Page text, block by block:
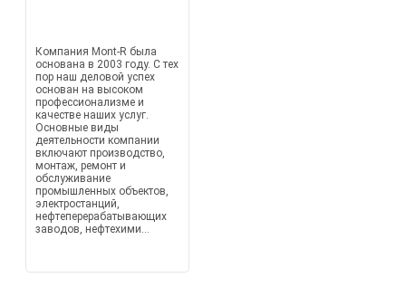
Компания Mont-R была
основана в 2003 году. С тех
пор наш деловой успех
основан на высоком
профессионализме и
качестве наших услуг.
Основные виды
деятельности компании
включают производство,
монтаж, ремонт и
обслуживание
промышленных объектов,
электростанций,
нефтеперерабатывающих
заводов, нефтехими...